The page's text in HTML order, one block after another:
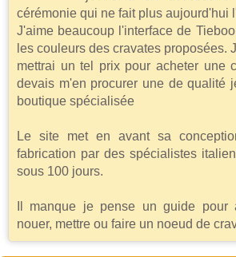
cérémonie qui ne fait plus aujourd'hui
J'aime beaucoup l'interface de
les couleurs des cravates proposées.
mettrai un tel prix pour acheter une
devais m'en procurer une de qualité
boutique spécialisée
Le site met en avant sa
fabrication par des spécialistes
sous 100 jours.
Il manque je pense un guide pour
nouer, mettre ou faire un noeud de